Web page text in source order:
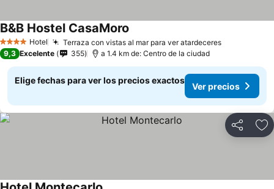
4 EstrellasHotel Terraza con vistas al mar para ver atardeceresVer precios
B&B Hostel CasaMoro
9,3 Excelente 355 a 1.4 km de: Centro de la ciudad
Elige fechas para ver los precios exactos
Ver precios
Compartir